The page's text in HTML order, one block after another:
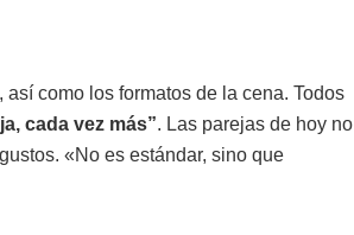
como los formatos de la cena. Todos
cada vez más”. Las parejas de hoy no
«No es estándar, sino que